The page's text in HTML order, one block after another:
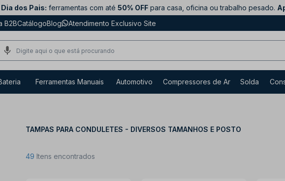
Dia dos Pais: ferramentas com até 50% OFF para casa, oficina ou trabalho pesado.
B2BCatálogoBlog Atendimento Exclusivo Site
Ferramentas Manuais Automotivo Compressores de Ar Solda
TAMPAS PARA CONDULETES - DIVERSOS TAMANHOS E POSTO
49 Itens encontrados